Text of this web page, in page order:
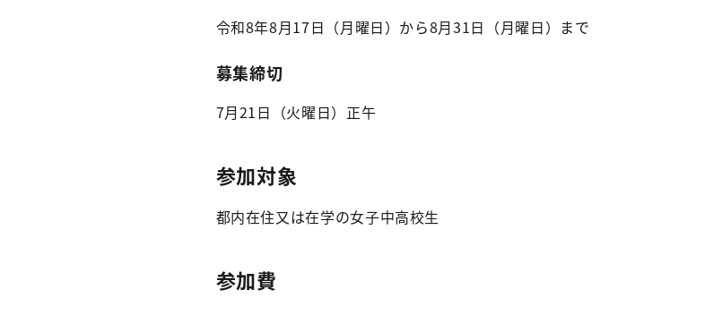
令和8年8月17日（月曜日）から8月31日（月曜日）まで
募集締切
7月21日（火曜日）正午
参加対象
都内在住又は在学の女子中高校生
参加費